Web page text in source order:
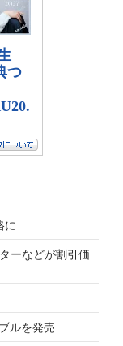
に
ーなどが割引価
ルを発売